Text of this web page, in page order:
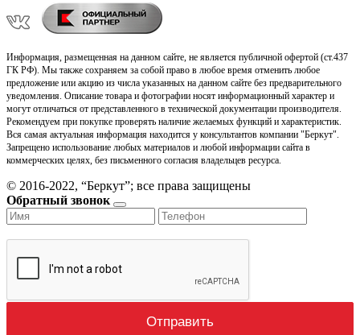
Информация, размещенная на данном сайте, не является публичной офертой (ст.437
ГК РФ). Мы также сохраняем за собой право в любое время отменить любое
предложение или акцию из числа указанных на данном сайте без предварительного
уведомления. Описание товара и фотографии носят информационный характер и
могут отличаться от представленного в технической документации производителя.
Рекомендуем при покупке проверять наличие желаемых функций и характеристик.
Вся самая актуальная информация находится у консультантов компании "Беркут".
Запрещено использование любых материалов и любой информации сайта в
коммерческих целях, без письменного согласия владельцев ресурса.
© 2016-2022, “Беркут”; все права защищены
Обратный звонок